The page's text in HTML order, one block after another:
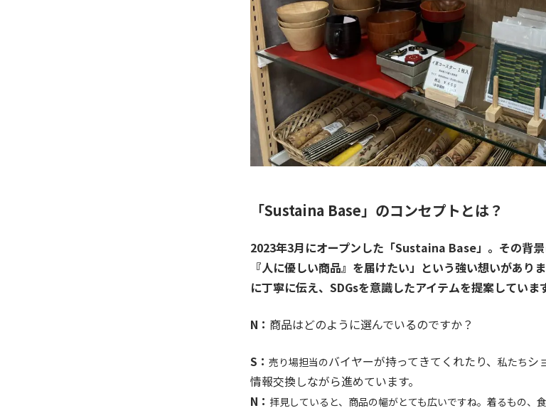
「Sustaina Base」のコンセプトとは？
2023年3月にオープンした「Sustaina Base」。その背
『人に優しい商品』を届けたい」という強い想いがあり
に丁寧に伝え、SDGsを意識したアイテムを提案しています
N： 商品はどのように選んでいるのですか？
S： 売り場担当のバイヤーが持ってきてくれたり、 私たち シ
情報交換しながら進めています。
N： 拝見していると、商品の幅がとても広いですね。着るもの、